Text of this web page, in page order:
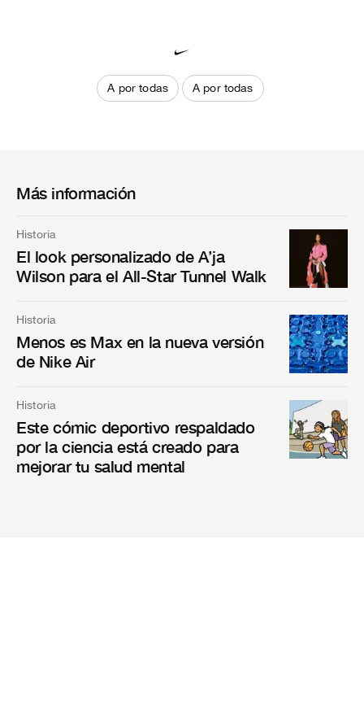
A por todas A por todas
Más información
Historia
El look personalizado de A’ja
Wilson para el All-Star Tunnel Walk
Historia
Menos es Max en la nueva versión
de Nike Air
Historia
Este cómic deportivo respaldado
por la ciencia está creado para
mejorar tu salud mental